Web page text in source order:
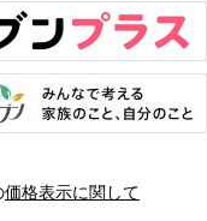
価格表示に関して